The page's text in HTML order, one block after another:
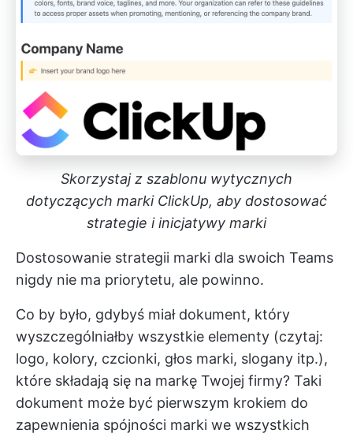
Skorzystaj z szablonu wytycznych
dotyczących marki ClickUp, aby dostosować
strategie i inicjatywy marki
Dostosowanie strategii marki dla swoich Teams
nigdy nie ma priorytetu, ale powinno.
Co by było, gdybyś miał dokument, który
wyszczególniałby wszystkie elementy (czytaj:
logo, kolory, czcionki, głos marki, slogany itp.),
które składają się na markę Twojej firmy? Taki
dokument może być pierwszym krokiem do
zapewnienia spójności marki we wszystkich